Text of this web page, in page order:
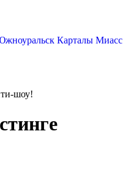
Карталы Миасс
шоу!